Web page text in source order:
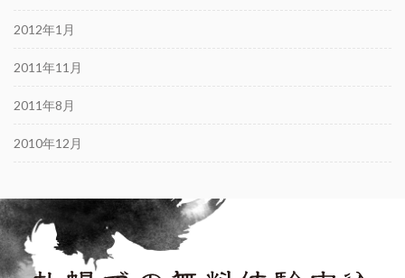
2012年1月
2011年11月
2011年8月
2010年12月